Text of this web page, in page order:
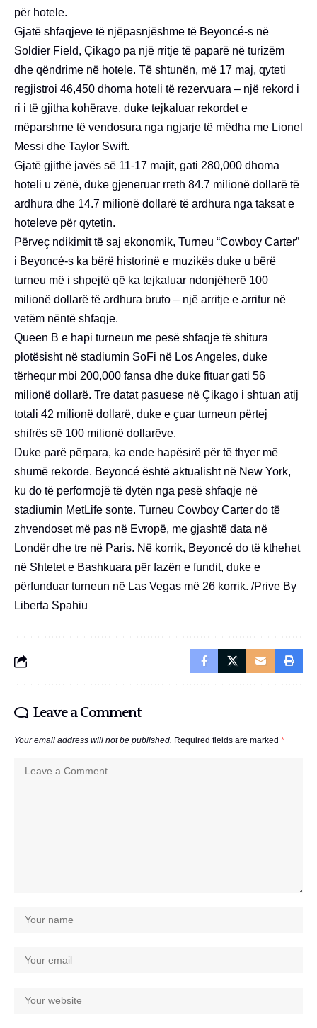
për hotele.
Gjatë shfaqjeve të njëpasnjëshme të Beyoncé-s në
Soldier Field, Çikago pa një rritje të paparë në turizëm
dhe qëndrime në hotele. Të shtunën, më 17 maj, qyteti
regjistroi 46,450 dhoma hoteli të rezervuara – një rekord i
ri i të gjitha kohërave, duke tejkaluar rekordet e
mëparshme të vendosura nga ngjarje të mëdha me Lionel
Messi dhe Taylor Swift.
Gjatë gjithë javës së 11-17 majit, gati 280,000 dhoma
hoteli u zënë, duke gjeneruar rreth 84.7 milionë dollarë të
ardhura dhe 14.7 milionë dollarë të ardhura nga taksat e
hoteleve për qytetin.
Përveç ndikimit të saj ekonomik, Turneu “Cowboy Carter”
i Beyoncé-s ka bërë historinë e muzikës duke u bërë
turneu më i shpejtë që ka tejkaluar ndonjëherë 100
milionë dollarë të ardhura bruto – një arritje e arritur në
vetëm nëntë shfaqje.
Queen B e hapi turneun me pesë shfaqje të shitura
plotësisht në stadiumin SoFi në Los Angeles, duke
tërhequr mbi 200,000 fansa dhe duke fituar gati 56
milionë dollarë. Tre datat pasuese në Çikago i shtuan atij
totali 42 milionë dollarë, duke e çuar turneun përtej
shifrës së 100 milionë dollarëve.
Duke parë përpara, ka ende hapësirë ​​për të thyer më
shumë rekorde. Beyoncé është aktualisht në New York,
ku do të performojë të dytën nga pesë shfaqje në
stadiumin MetLife sonte. Turneu Cowboy Carter do të
zhvendoset më pas në Evropë, me gjashtë data në
Londër dhe tre në Paris. Në korrik, Beyoncé do të kthehet
në Shtetet e Bashkuara për fazën e fundit, duke e
përfunduar turneun në Las Vegas më 26 korrik. /Prive By
Liberta Spahiu
Leave a Comment
Your email address will not be published. Required fields are marked *